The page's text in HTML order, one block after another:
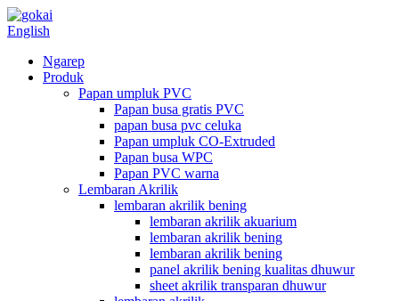
English
Ngarep
Produk
Papan umpluk PVC
Papan busa gratis PVC
papan busa pvc celuka
Papan umpluk CO-Extruded
Papan busa WPC
Papan PVC warna
Lembaran Akrilik
lembaran akrilik bening
lembaran akrilik akuarium
lembaran akrilik bening
lembaran akrilik bening
panel akrilik bening kualitas dhuwur
sheet akrilik transparan dhuwur